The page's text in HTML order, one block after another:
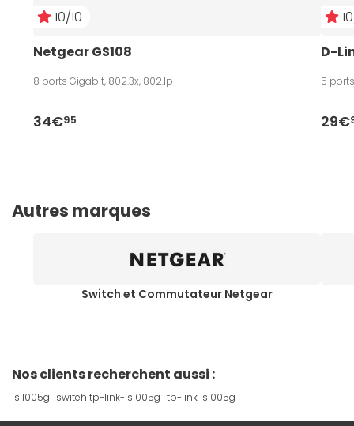
10/10
Netgear GS108
8 ports Gigabit, 802.3x, 802.1p
34€95
D-
5
29€
Autres marques
Switch et Commutateur Netgear
Nos clients recherchent aussi :
ls 1005g switeh tp-link-ls1005g tp-link ls1005g